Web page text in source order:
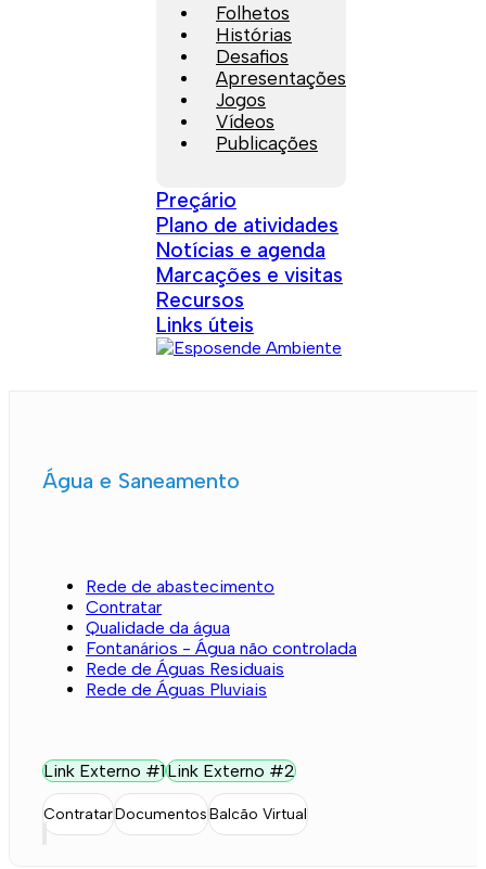
Folhetos
Histórias
Desafios
Apresentações
Jogos
Vídeos
Publicações
Preçário
Plano de atividades
Notícias e agenda
Marcações e visitas
Recursos
Links úteis
Água e Saneamento
Rede de abastecimento
Contratar
Qualidade da água
Fontanários - Água não controlada
Rede de Águas Residuais
Rede de Águas Pluviais
Link Externo #1Link Externo #2
ContratarDocumentosBalcão Virtual